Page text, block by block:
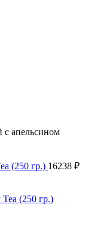
апельсином
(250 гр.) 16238 ₽
(250 гр.)